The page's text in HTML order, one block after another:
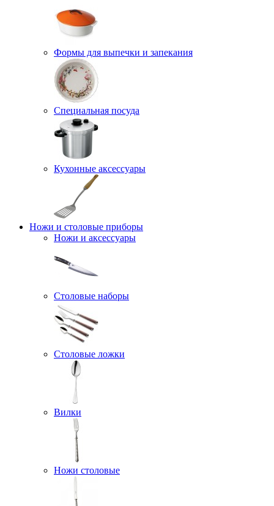
Формы для выпечки и запекания
Специальная посуда
Кухонные аксессуары
Ножи и столовые приборы
Ножи и аксессуары
Столовые наборы
Столовые ложки
Вилки
Ножи столовые